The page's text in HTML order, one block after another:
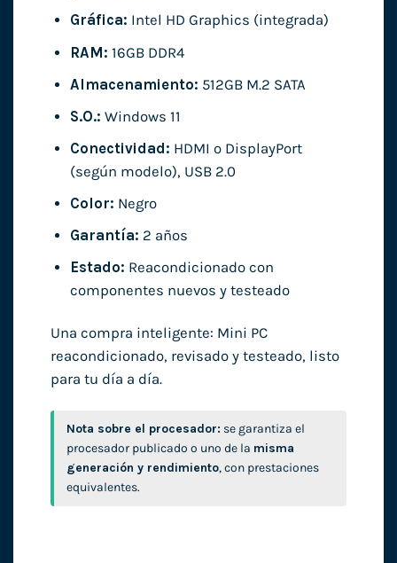
Gráfica: Intel HD Graphics (integrada)
RAM: 16GB DDR4
Almacenamiento: 512GB M.2 SATA
S.O.: Windows 11
Conectividad: HDMI o DisplayPort
(según modelo), USB 2.0
Color: Negro
Garantía: 2 años
Estado: Reacondicionado con
componentes nuevos y testeado
Una compra inteligente: Mini PC
reacondicionado, revisado y testeado, listo
para tu día a día.
Nota sobre el procesador: se garantiza el
procesador publicado o uno de la misma
generación y rendimiento, con prestaciones
equivalentes.